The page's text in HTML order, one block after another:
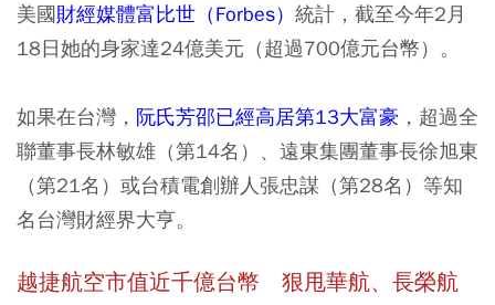
美國財經媒體富比世（Forbes） 統計，截至今年2月
18日她的身家達24億美元（超過700億元台幣） 。
如果在台灣， 阮氏芳邵已經高居第13大富豪 ，超過全
聯董事長林敏雄（第14名）、遠東集團董事長徐旭東
（第21名）或台積電創辦人張忠謀（第28名）等知
名台灣財經界大亨。
越捷航空市值近千億台幣 狠甩華航、長榮航